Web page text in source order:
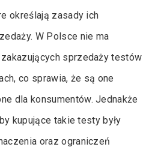
określają zasady ich
W Polsce nie ma
sprzedaży testów
co sprawia, że są one
dla konsumentów. Jednakże
kupujące takie testy były
oraz ograniczeń